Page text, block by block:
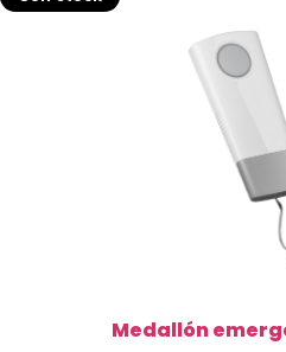
Medallón